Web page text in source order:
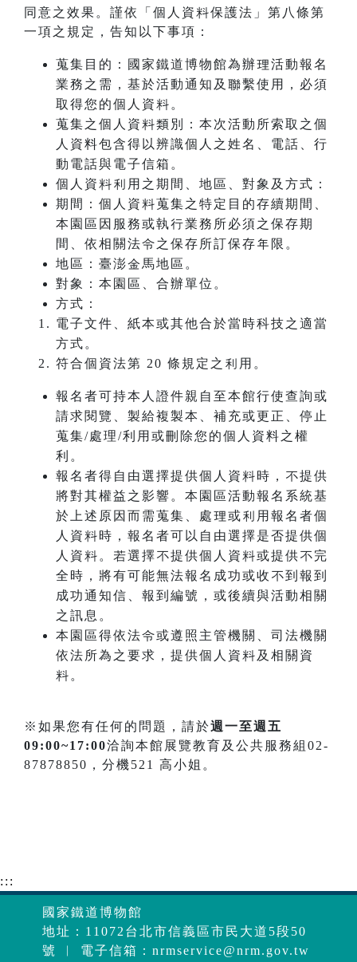
同意之效果。謹依「個人資料保護法」第八條第
一項之規定，告知以下事項：
蒐集目的：國家鐵道博物館為辦理活動報名
業務之需，基於活動通知及聯繫使用，必須
取得您的個人資料。
蒐集之個人資料類別：本次活動所索取之個
人資料包含得以辨識個人之姓名、電話、行
動電話與電子信箱。
個人資料利用之期間、地區、對象及方式：
期間：個人資料蒐集之特定目的存續期間、
本園區因服務或執行業務所必須之保存期
間、依相關法令之保存所訂保存年限。
地區：臺澎金馬地區。
對象：本園區、合辦單位。
方式：
電子文件、紙本或其他合於當時科技之適當
方式。
符合個資法第 20 條規定之利用。
報名者可持本人證件親自至本館行使查詢或
請求閱覽、製給複製本、補充或更正、停止
蒐集/處理/利用或刪除您的個人資料之權
利。
報名者得自由選擇提供個人資料時，不提供
將對其權益之影響。本園區活動報名系統基
於上述原因而需蒐集、處理或利用報名者個
人資料時，報名者可以自由選擇是否提供個
人資料。若選擇不提供個人資料或提供不完
全時，將有可能無法報名成功或收不到報到
成功通知信、報到編號，或後續與活動相關
之訊息。
本園區得依法令或遵照主管機關、司法機關
依法所為之要求，提供個人資料及相關資
料。
※如果您有任何的問題，請於週一至週五
09:00~17:00洽詢本館展覽教育及公共服務組02-
87878850，分機521 高小姐。
:::
國家鐵道博物館
地址：11072台北市信義區市民大道5段50
號 ︱ 電子信箱： nrmservice@nrm.gov.tw